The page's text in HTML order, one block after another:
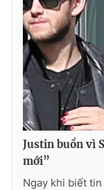
Justin buồn vì
mới”
Ngay khi biết